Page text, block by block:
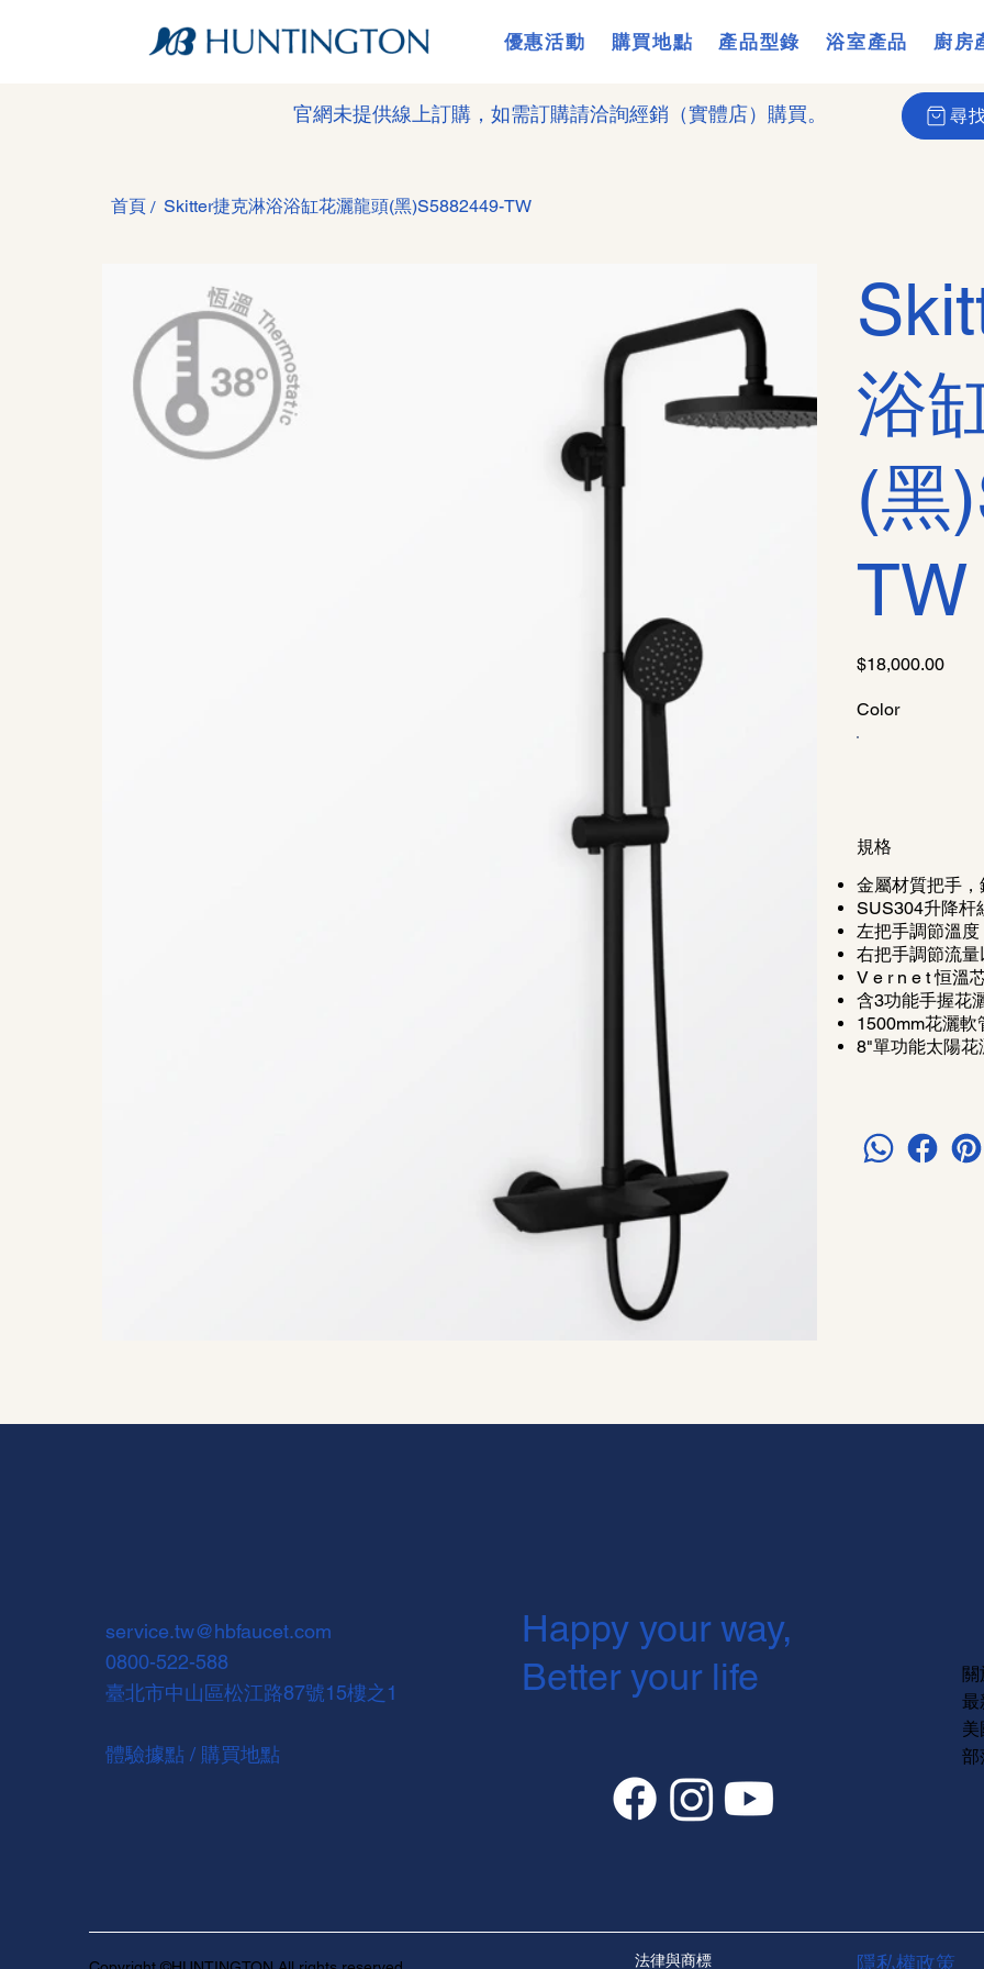
優惠活動 購買地點 產品型錄 浴室產品 廚房
首頁 / Skitter捷克淋浴浴缸花灑龍頭(黑)S5882449-TW
浴
(黑
TW
價
格
$18,000.00
Color
規格
金屬材質把手
SUS304升降杆
左把手調節溫度
右把手調節流
V e r n e t 恒溫
含3功能手握花
1500mm花灑軟
8"單功能太陽花
官網未提供線上訂購，如需訂購請洽詢經銷（實體店）購買。 尋
service.tw@hbfaucet.com
0800-522-588
臺北市中山區松江路87號15樓之1
體驗據點 / 購買地點
Happy your way,
Better your life
最
美
部
法律與商標 隱私權政策